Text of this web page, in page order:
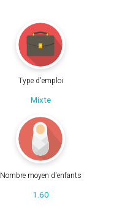
Type d'emploi
Mixte
Nombre moyen d'enfants
1.60